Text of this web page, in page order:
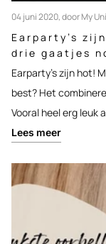
04 juni 2020, door My
Earparty’s
drie gaatjes
Earparty’s zijn hot!
best? Het
Vooral heel erg leuk
Lees meer